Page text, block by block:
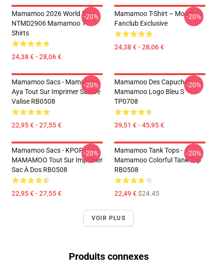
Mamamoo 2026 World Tour
NTMD2906 Mamamoo T-
Shirts
24,38 € - 28,06 €
-20%
Mamamoo T-Shirt – Moomoo
Fanclub Exclusive
24,38 € - 28,06 €
-20%
Mamamoo Sacs - Mamamoo
Aya Tout Sur Imprimer Sac De
Valise RB0508
22,95 € - 27,55 €
-20%
Mamamoo Des Capuches...
Mamamoo Logo Bleu S
TP0708
39,51 € - 45,95 €
-20%
Mamamoo Sacs - KPOP
MAMAMOO Tout Sur Imprimer
Sac À Dos RB0508
22,95 € - 27,55 €
-20%
Mamamoo Tank Tops -
Mamamoo Colorful Tank Top
RB0508
22,49 €$24.45
-20%
VOIR PLUS
Produits connexes